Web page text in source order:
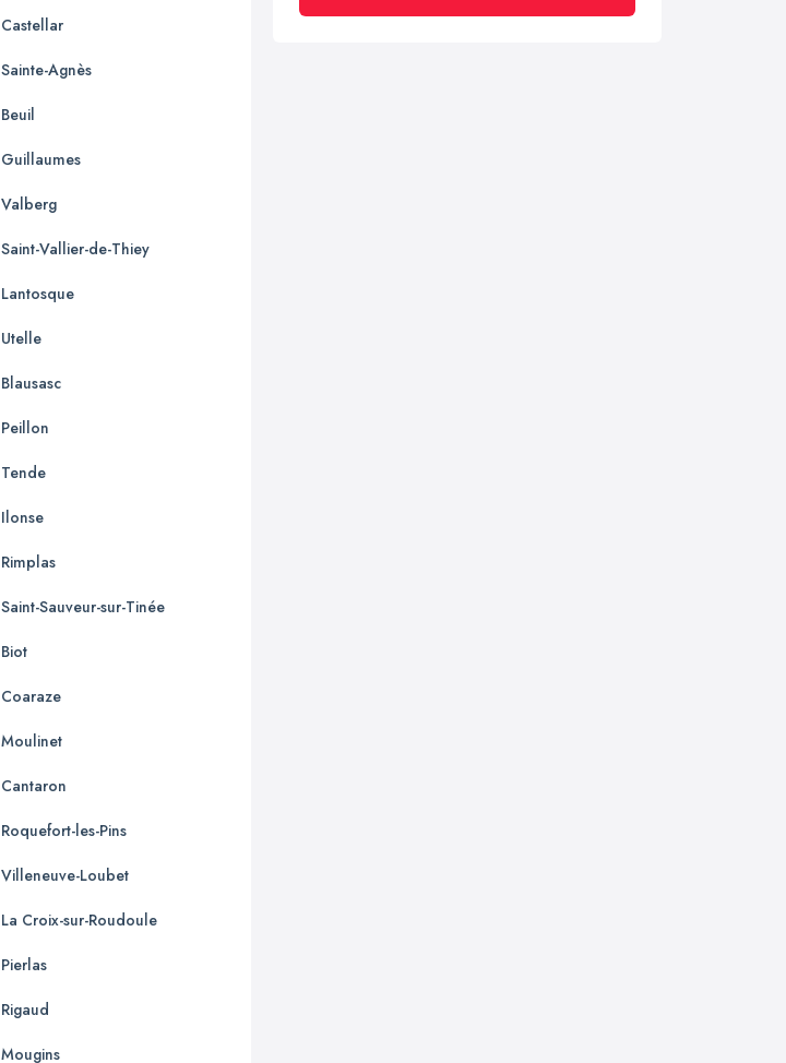
Castellar
Sainte-Agnès
Beuil
Guillaumes
Valberg
Saint-Vallier-de-Thiey
Lantosque
Utelle
Blausasc
Peillon
Tende
Ilonse
Rimplas
Saint-Sauveur-sur-Tinée
Biot
Coaraze
Moulinet
Cantaron
Roquefort-les-Pins
Villeneuve-Loubet
La Croix-sur-Roudoule
Pierlas
Rigaud
Mougins